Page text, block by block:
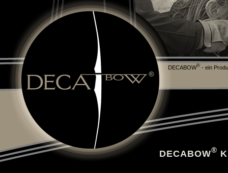
: Undefined index: de in/var/www/vhosts/decabow.com/fe_application/
DECABOW® - ein
DECABOW®